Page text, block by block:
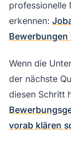
professionelle
erkennen:
Bewerbungen
Wenn die
der nächste
diesen Schritt
vorab klären